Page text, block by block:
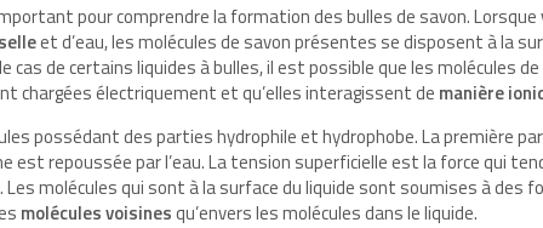
pour comprendre la formation des bulles de savon. Lorsque
et d’eau, les molécules de savon présentes se disposent à la
cas de certains liquides à bulles, il est possible que les molécules
chargées électriquement et qu’elles interagissent de manière
possédant des parties hydrophile et hydrophobe. La première
est repoussée par l’eau. La tension superficielle est la force qui
molécules qui sont à la surface du liquide sont soumises à des
molécules voisinesqu’envers les molécules dans le liquide.